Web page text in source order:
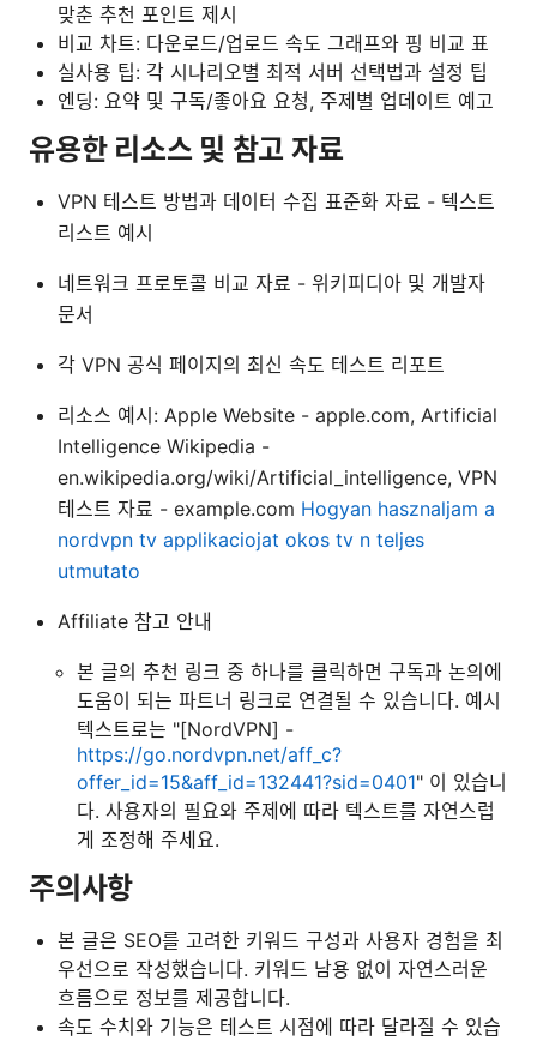
맞춘 추천 포인트 제시
비교 차트: 다운로드/업로드 속도 그래프와 핑 비교 표
실사용 팁: 각 시나리오별 최적 서버 선택법과 설정 팁
엔딩: 요약 및 구독/좋아요 요청, 주제별 업데이트 예고
유용한 리소스 및 참고 자료
VPN 테스트 방법과 데이터 수집 표준화 자료 - 텍스트
리스트 예시
네트워크 프로토콜 비교 자료 - 위키피디아 및 개발자
문서
각 VPN 공식 페이지의 최신 속도 테스트 리포트
리소스 예시: Apple Website - apple.com, Artificial
Intelligence Wikipedia -
en.wikipedia.org/wiki/Artificial_intelligence, VPN
테스트 자료 - example.com Hogyan hasznaljam a
nordvpn tv applikaciojat okos tv n teljes
utmutato
Affiliate 참고 안내
본 글의 추천 링크 중 하나를 클릭하면 구독과 논의에
도움이 되는 파트너 링크로 연결될 수 있습니다. 예시
텍스트로는 "[NordVPN] -
https://go.nordvpn.net/aff_c?
offer_id=15&aff_id=132441?sid=0401" 이 있습니
다. 사용자의 필요와 주제에 따라 텍스트를 자연스럽
게 조정해 주세요.
주의사항
본 글은 SEO를 고려한 키워드 구성과 사용자 경험을 최
우선으로 작성했습니다. 키워드 남용 없이 자연스러운
흐름으로 정보를 제공합니다.
속도 수치와 기능은 테스트 시점에 따라 달라질 수 있습